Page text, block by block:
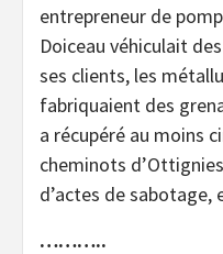
entrepreneur de
Doiceau véhiculait
ses clients, les
fabriquaient des
a récupéré au moins
cheminots
d’actes de sabotage,
………..